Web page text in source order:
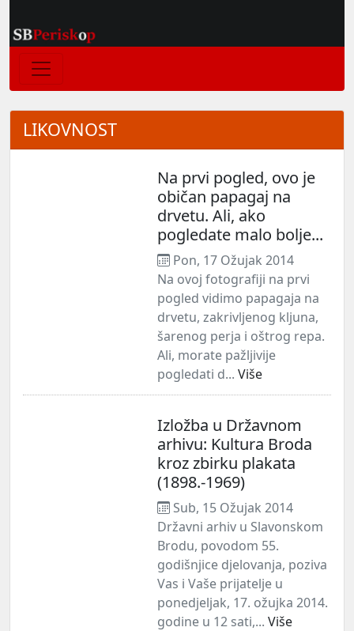
LIKOVNOST
Na prvi pogled, ovo je
običan papagaj na
drvetu. Ali, ako
pogledate malo bolje...
Pon, 17 Ožujak 2014
Na ovoj fotografiji na prvi
pogled vidimo papagaja na
drvetu, zakrivljenog kljuna,
šarenog perja i oštrog repa.
Ali, morate pažljivije
pogledati d... Više
Izložba u Državnom
arhivu: Kultura Broda
kroz zbirku plakata
(1898.-1969)
Sub, 15 Ožujak 2014
Državni arhiv u Slavonskom
Brodu, povodom 55.
godišnjice djelovanja, poziva
Vas i Vaše prijatelje u
ponedjeljak, 17. ožujka 2014.
godine u 12 sati,... Više